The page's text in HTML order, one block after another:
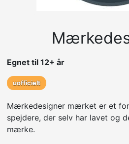
Egnet til 12+ år
uofficielt
Mærkedesigner mærket er et
spejdere, der selv har lavet og
mærke.